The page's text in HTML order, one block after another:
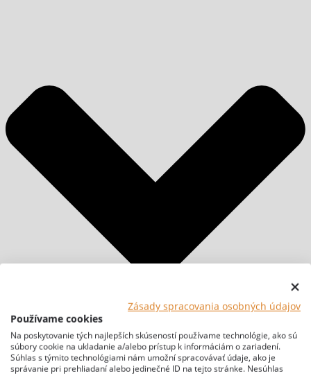
Zásady spracovania osobných údajov
Používame cookies
Na poskytovanie tých najlepších skúseností používame technológie, ako sú
súbory cookie na ukladanie a/alebo prístup k informáciám o zariadení.
Súhlas s týmito technológiami nám umožní spracovávať údaje, ako je
správanie pri prehliadaní alebo jedinečné ID na tejto stránke. Nesúhlas